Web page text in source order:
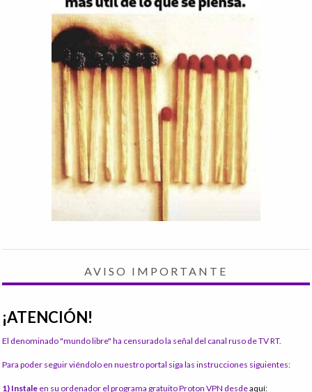
AVISO IMPORTANTE
¡ATENCIÓN!
El denominado "mundo libre" ha censurado la señal del canal ruso de TV RT.
Para poder seguir viéndolo en nuestro portal siga las instrucciones siguientes:
1) Instale en su ordenador el programa gratuito Proton VPN desdeaquí: